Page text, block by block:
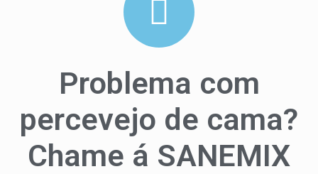
Problema com
percevejo de cama?
Chame á SANEMIX